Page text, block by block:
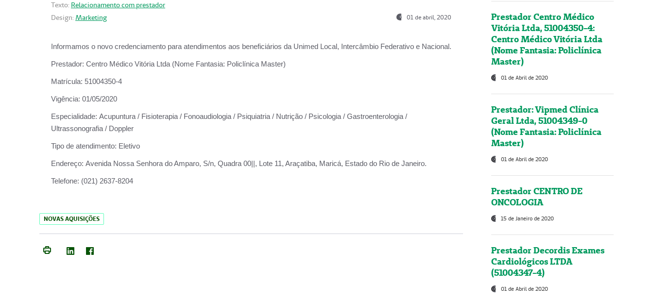
Texto: Relacionamento com prestador
Design: Marketing 01 de abril, 2020
Informamos o novo credenciamento para atendimentos aos beneficiários da Unimed Local, Intercâmbio Federativo e Nacional.
Prestador: Centro Médico Vitória Ltda (Nome Fantasia: Policlínica Master)
Matrícula: 51004350-4
Vigência: 01/05/2020
Especialidade: Acupuntura / Fisioterapia / Fonoaudiologia / Psiquiatria / Nutrição / Psicologia / Gastroenterologia /
Ultrassonografia / Doppler
Tipo de atendimento: Eletivo
Endereço: Avenida Nossa Senhora do Amparo, S/n, Quadra 00||, Lote 11, Araçatiba, Maricá, Estado do Rio de Janeiro.
Telefone: (021) 2637-8204
NOVAS AQUISIÇÕES
Prestador Centro Médico
Vitória Ltda, 51004350-4:
Centro Médico Vitória Ltda
(Nome Fantasia: Policlínica
Master)
01 de Abril de 2020
Prestador: Vipmed Clínica
Geral Ltda, 51004349-0
(Nome Fantasia: Policlínica
Master)
01 de Abril de 2020
Prestador CENTRO DE
ONCOLOGIA
15 de Janeiro de 2020
Prestador Decordis Exames
Cardiológicos LTDA
(51004347-4)
01 de Abril de 2020